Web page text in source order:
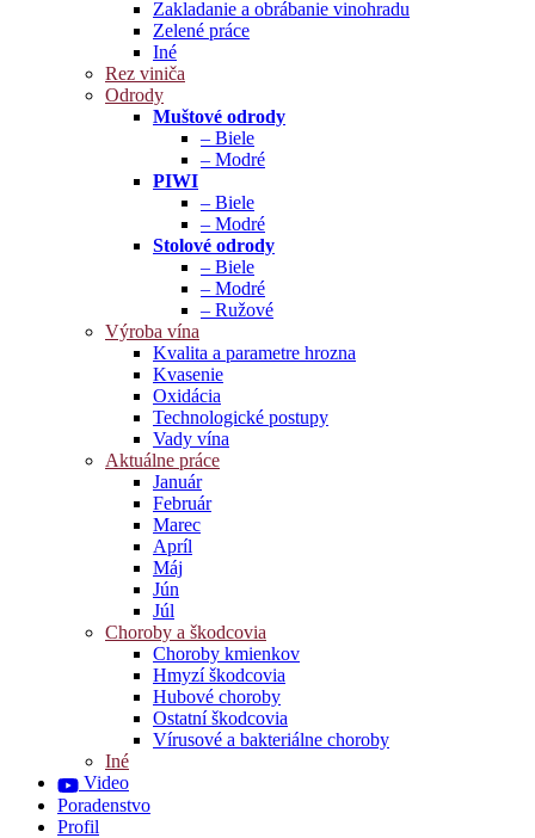
Zakladanie a obrábanie vinohradu
Zelené práce
Iné
Rez viniča
Odrody
Muštové odrody
– Biele
– Modré
PIWI
– Biele
– Modré
Stolové odrody
– Biele
– Modré
– Ružové
Výroba vína
Kvalita a parametre hrozna
Kvasenie
Oxidácia
Technologické postupy
Vady vína
Aktuálne práce
Január
Február
Marec
Apríl
Máj
Jún
Júl
Choroby a škodcovia
Choroby kmienkov
Hmyzí škodcovia
Hubové choroby
Ostatní škodcovia
Vírusové a bakteriálne choroby
Iné
Video
Poradenstvo
Profil